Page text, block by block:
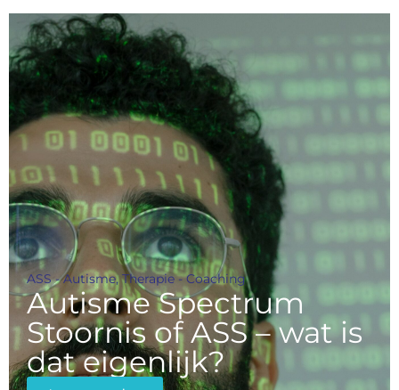
ASS - Autisme,Therapie - Coaching
Autisme Spectrum
Stoornis of ASS – wat is
dat eigenlijk?